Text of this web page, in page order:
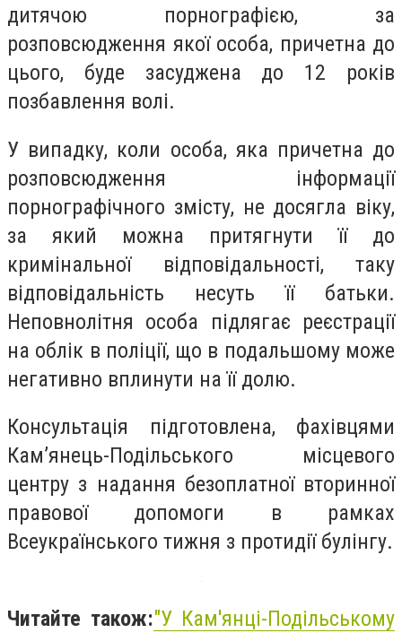
дитячою порнографією, за
розповсюдження якої особа, причетна до
цього, буде засуджена до 12 років
позбавлення волі.
У випадку, коли особа, яка причетна до
розповсюдження інформації
порнографічного змісту, не досягла віку,
за який можна притягнути її до
кримінальної відповідальності, таку
відповідальність несуть її батьки.
Неповнолітня особа підлягає реєстрації
на облік в поліції, що в подальшому може
негативно вплинути на її долю.
Консультація підготовлена, фахівцями
Кам’янець-Подільського місцевого
центру з надання безоплатної вторинної
правової допомоги в рамках
Всеукраїнського тижня з протидії булінгу.
Читайте також:"У Кам'янці-Подільському